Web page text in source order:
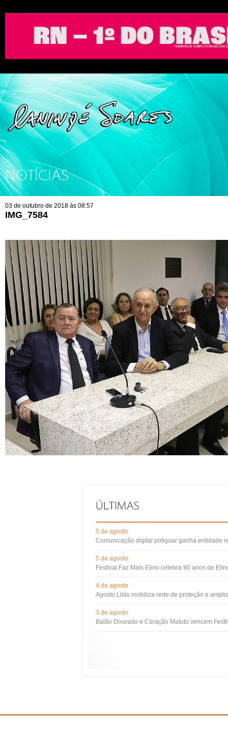
NOTÍCIAS
03 de outubro de 2018 às 08:57
IMG_7584
5 de agosto
Comunicação digital potiguar ganha entidade
5 de agosto
Festival Faz Mais Elino celebra 90 anos de
4 de agosto
Agosto Lilás mobiliza rede de proteção e
3 de agosto
Balão Dourado e Coração Matuto vencem